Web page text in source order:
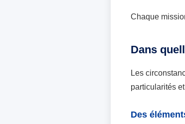
Chaque
Dans
Les
particularités
Des